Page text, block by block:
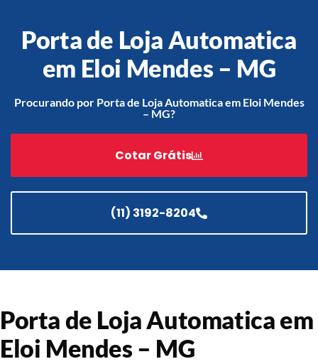
Acessórios
Automatização
Portão de Garagem de
Enrolar em Teresópolis – RJ
Aldeia – RJ
Portão de Garagem de
Enrolar em São João de
Enrolar em Rio das Ostras –
RJ
Portão de Garagem de
Porta de Loja Automatica
em Eloi Mendes – MG
Procurando por Porta de Loja Automatica em Eloi Mendes
– MG?
Cotar Grátis
(11) 3192-8204
Porta de Loja Automatica em
Eloi Mendes – MG